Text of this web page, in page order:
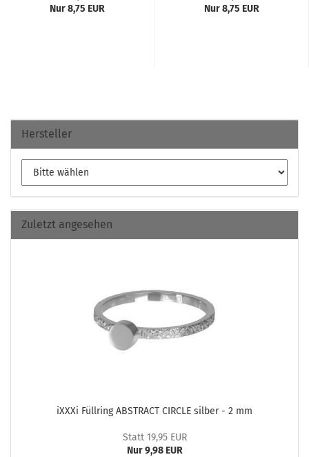
Nur 8,75 EUR
Nur 8,75 EUR
Hersteller
Zuletzt angesehen
iXXXi Füll­ring ABS­TRACT CIR­CLE sil­ber - 2 mm
Statt 19,95 EUR
Nur 9,98 EUR